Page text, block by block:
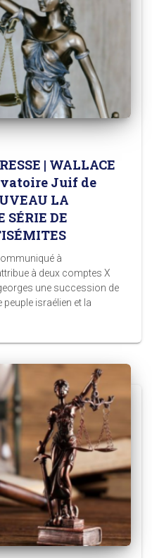
| WALLACE
Juif de
LA
SÉRIE DE
à
à deux comptes X
une succession de
israélien et la